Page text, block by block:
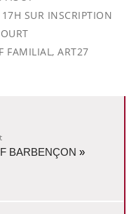
SUR INSCRIPTION
FAMILIAL, ART27
BARBENÇON »